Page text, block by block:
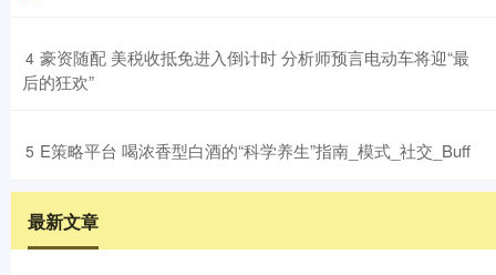
4 ​豪资随配 美税收抵免进入倒计时 分析师预言电动车将迎“最
后的狂欢”
5 ​E策略平台 喝浓香型白酒的“科学养生”指南_模式_社交_Buff
最新文章